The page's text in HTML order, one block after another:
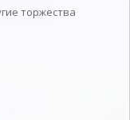
торжества